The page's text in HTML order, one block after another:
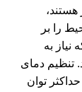
را بر
به
تنظیم دمای
توان